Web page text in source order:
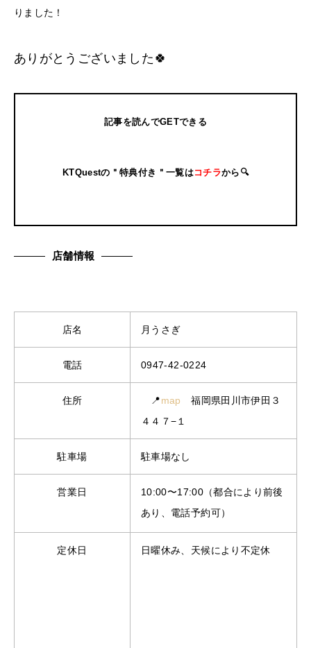
りました！
ありがとうございました🍀
記事を読んでGETできる
KTQuestの＂特典付き＂一覧はコチラから🔍
店舗情報
店名 月うさぎ
電話 0947-42-0224
住所 📍map
福岡県田川市伊田３
４４７−１
駐車場 駐車場なし
営業日
10:00〜17:00（都合により前後
あり、電話予約可）
定休日 日曜休み、天候により不定休